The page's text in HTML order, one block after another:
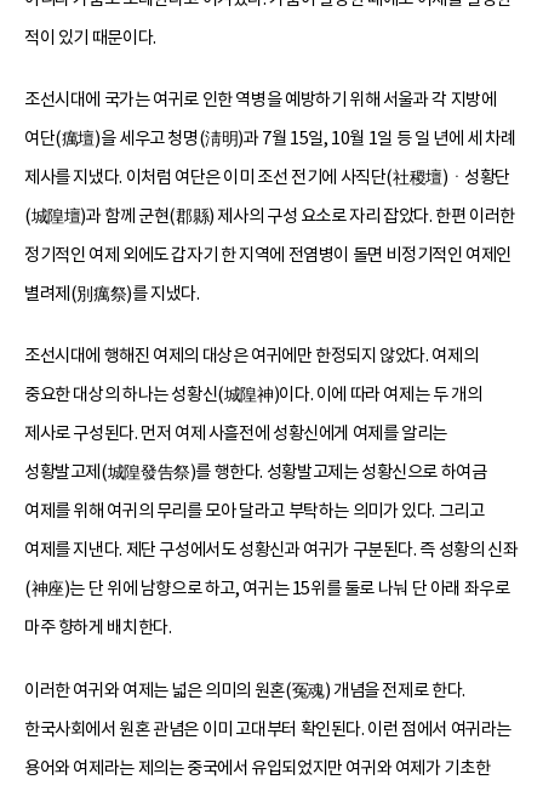
적이 있기 때문이다.
조선시대에 국가는 여귀로 인한 역병을 예방하기 위해 서울과 각 지방에
여단(癘壇)을 세우고 청명(淸明)과 7월 15일, 10월 1일 등 일 년에 세 차례
제사를 지냈다. 이처럼 여단은 이미 조선 전기에 사직단(社稷壇)ㆍ성황단
(城隍壇)과 함께 군현(郡縣) 제사의 구성 요소로 자리 잡았다. 한편 이러한
정기적인 여제 외에도 갑자기 한 지역에 전염병이 돌면 비정기적인 여제인
별려제(別癘祭)를 지냈다.
조선시대에 행해진 여제의 대상은 여귀에만 한정되지 않았다. 여제의
중요한 대상의 하나는 성황신(城隍神)이다. 이에 따라 여제는 두 개의
제사로 구성된다. 먼저 여제 사흘전에 성황신에게 여제를 알리는
성황발고제(城隍發告祭)를 행한다. 성황발고제는 성황신으로 하여금
여제를 위해 여귀의 무리를 모아 달라고 부탁하는 의미가 있다. 그리고
여제를 지낸다. 제단 구성에서도 성황신과 여귀가 구분된다. 즉 성황의 신좌
(神座)는 단 위에 남향으로 하고, 여귀는 15위를 둘로 나눠 단 아래 좌우로
마주 향하게 배치한다.
이러한 여귀와 여제는 넓은 의미의 원혼(冤魂) 개념을 전제로 한다.
한국사회에서 원혼 관념은 이미 고대부터 확인된다. 이런 점에서 여귀라는
용어와 여제라는 제의는 중국에서 유입되었지만 여귀와 여제가 기초한